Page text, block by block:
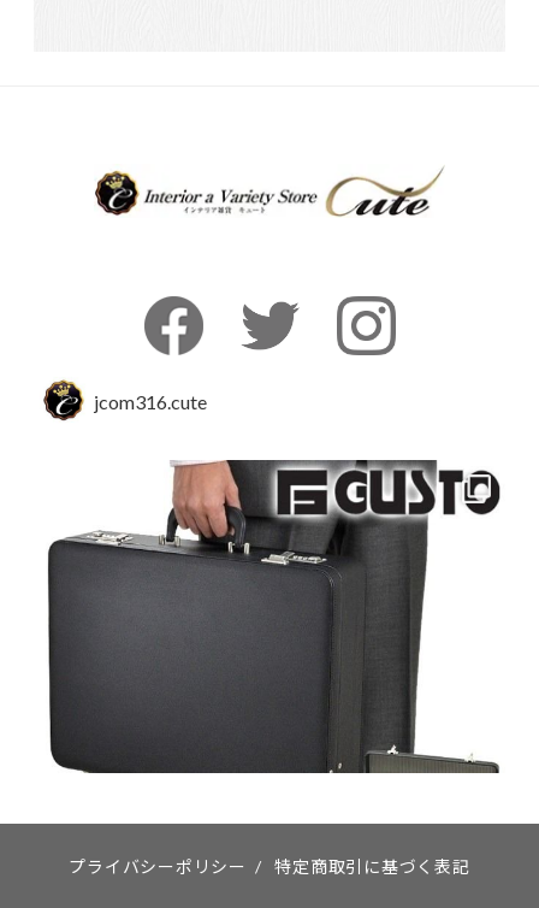
jcom316.cute
プライバシーポリシー / 特定商取引に基づく表記